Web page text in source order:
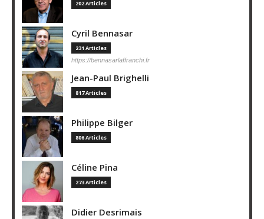
202 Articles
Cyril Bennasar
231 Articles
https://bennasarlaffranchi.fr
Jean-Paul Brighelli
817 Articles
Philippe Bilger
806 Articles
Céline Pina
273 Articles
Didier Desrimais